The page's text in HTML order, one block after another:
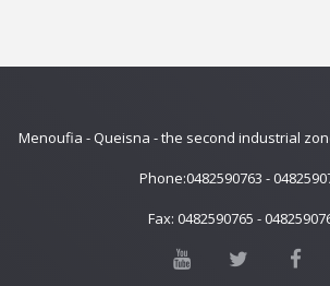
Menoufia - Queisna - the second industrial
Phone:0482590763 -
Fax: 0482590765 -